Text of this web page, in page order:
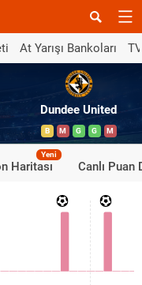
At Yarışı Bankoları
Dundee United
B M G G M
Haritası
Yeni
Canlı Puan